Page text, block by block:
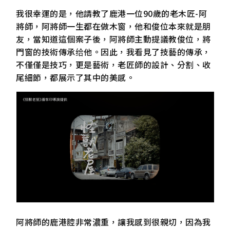
我很幸運的是，他請教了鹿港一位90歲的老木匠-阿
將師，阿將師一生都在做木窗，他和俊位本來就是朋
友，當知道這個案子後，阿將師主動提議教俊位，將
門窗的技術傳承给他。因此，我看見了技藝的傳承，
不僅僅是技巧，更是藝術，老匠師的設計、分割、收
尾細節，都展示了其中的美感。
阿將師的鹿港腔非常濃重，讓我感到很親切，因為我